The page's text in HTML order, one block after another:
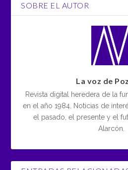
SOBRE EL AUTOR
La voz de
Revista digital heredera de la
en el año 1984. Noticias de
el pasado, el presente y el
Alarcón.